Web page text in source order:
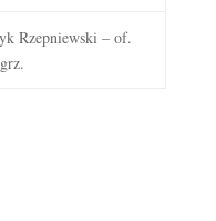
Rzepniewski – of.